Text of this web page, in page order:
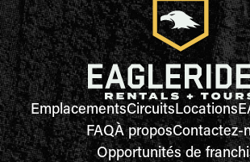
EmplacementsCircuitsLocations
FAQÀ proposContactez-
Opportunités de